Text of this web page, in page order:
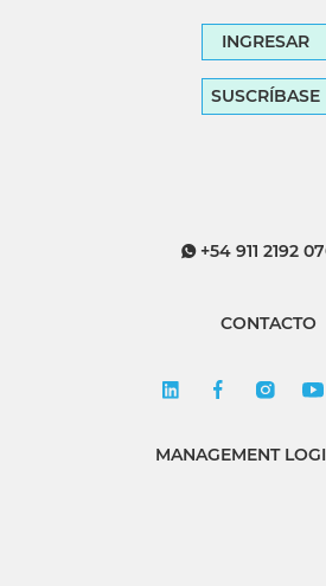
INGRESAR
SUSCRÍBASE
+54 911 2192
CONTACTO
MANAGEMENT